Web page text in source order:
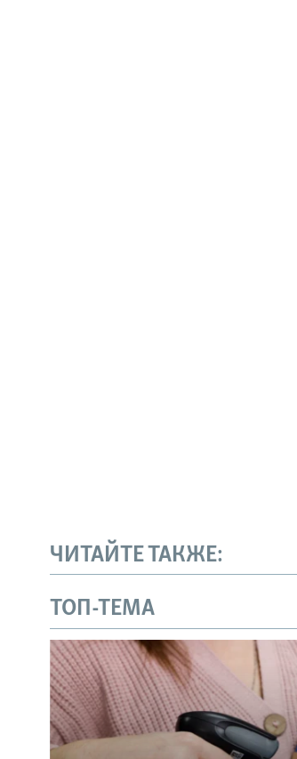
ЧИТАЙТЕ ТАКЖЕ:
ТОП-ТЕМА